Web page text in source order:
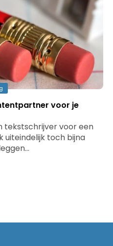
voor je
tekstschrijver voor een
uiteindelijk toch bijna